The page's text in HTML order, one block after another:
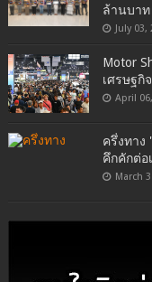
ล้านบาท
July 03,
Motor
เศรษฐกิ
April
ครึ่งทาง
คึกคักต่อ
March